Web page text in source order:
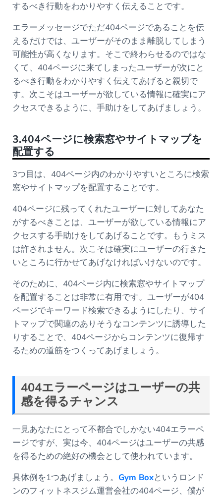
するべき行動をわかりやすく伝えることです。
エラーメッセージでただ404ページであることを伝
えるだけでは、ユーザーがそのまま離脱してしまう
可能性が高くなります。そこで終わらせるのではな
くて、404ページに来てしまったユーザーが次にと
るべき行動をわかりやすく伝えてあげると親切で
す。次こそはユーザーが欲している情報に確実にア
クセスできるように、手助けをしてあげましょう。
3.404ページに検索窓やサイトマップを
配置する
3つ目は、404ページ内のわかりやすいところに検索
窓やサイトマップを配置することです。
404ページに残ってくれたユーザーに対してあなた
がするべきことは、ユーザーが欲している情報にア
クセスする手助けをしてあげることです。もうミス
は許されません。次こそは確実にユーザーの行きた
いところに行かせてあげなければいけないのです。
そのために、404ページ内に検索窓やサイトマップ
を配置することは非常に有用です。ユーザーが404
ページでキーワード検索できるようにしたり、サイ
トマップで関連のありそうなコンテンツに誘導した
りすることで、404ページからコンテンツに復帰す
るための道筋をつくってあげましょう。
404エラーページはユーザーの共
感を得るチャンス
一見あなたにとって不都合でしかない404エラーペ
ージですが、実は今、404ページはユーザーの共感
を得るための絶好の機会として使われています。
具体例を1つあげましょう。 Gym Boxというロンド
ンのフィットネスジム運営会社の404ページ、僕が